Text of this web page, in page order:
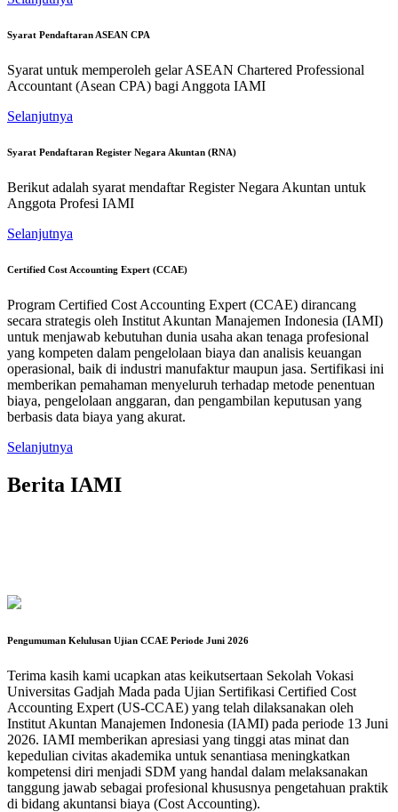
Syarat Pendaftaran ASEAN CPA
Syarat untuk memperoleh gelar ASEAN Chartered Professional
Accountant (Asean CPA) bagi Anggota IAMI
Selanjutnya
Syarat Pendaftaran Register Negara Akuntan (RNA)
Berikut adalah syarat mendaftar Register Negara Akuntan untuk
Anggota Profesi IAMI
Selanjutnya
Certified Cost Accounting Expert (CCAE)
Program Certified Cost Accounting Expert (CCAE) dirancang
secara strategis oleh Institut Akuntan Manajemen Indonesia (IAMI)
untuk menjawab kebutuhan dunia usaha akan tenaga profesional
yang kompeten dalam pengelolaan biaya dan analisis keuangan
operasional, baik di industri manufaktur maupun jasa. Sertifikasi ini
memberikan pemahaman menyeluruh terhadap metode penentuan
biaya, pengelolaan anggaran, dan pengambilan keputusan yang
berbasis data biaya yang akurat.
Selanjutnya
Berita IAMI
Pengumuman Kelulusan Ujian CCAE Periode Juni 2026
Terima kasih kami ucapkan atas keikutsertaan Sekolah Vokasi
Universitas Gadjah Mada pada Ujian Sertifikasi Certified Cost
Accounting Expert (US-CCAE) yang telah dilaksanakan oleh
Institut Akuntan Manajemen Indonesia (IAMI) pada periode 13 Juni
2026. IAMI memberikan apresiasi yang tinggi atas minat dan
kepedulian civitas akademika untuk senantiasa meningkatkan
kompetensi diri menjadi SDM yang handal dalam melaksanakan
tanggung jawab sebagai profesional khususnya pengetahuan praktik
di bidang akuntansi biaya (Cost Accounting).